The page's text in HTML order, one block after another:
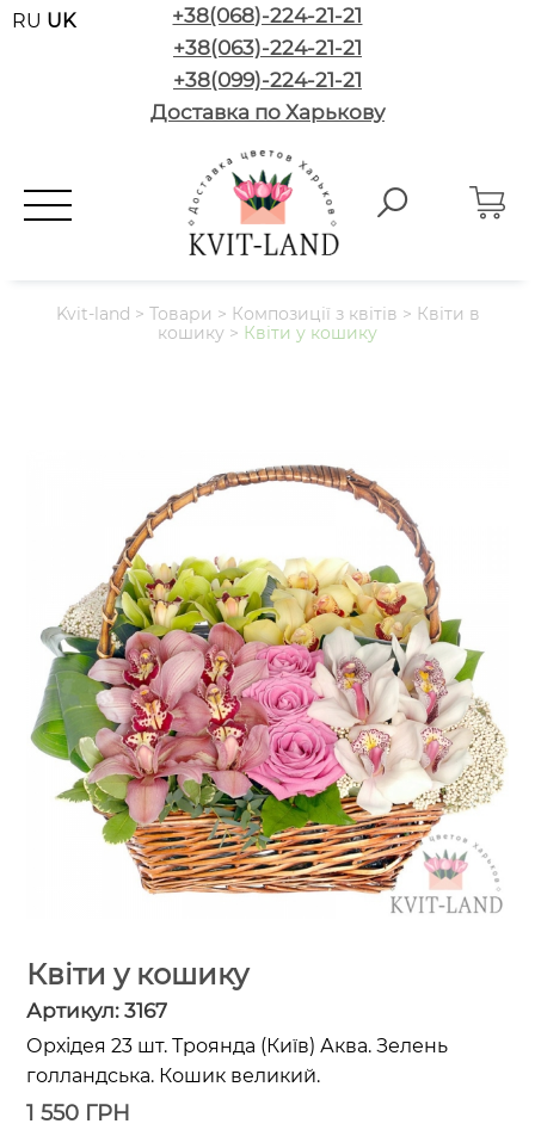
RU UK
+38(068)-224-21-21
+38(063)-224-21-21
+38(099)-224-21-21
Доставка по Харькову
Kvit-land > Товари > Композиції з квітів > Квіти в
кошику > Квіти у кошику
Квіти у кошику
Артикул:3167
Орхідея 23 шт. Троянда (Київ) Аква. Зелень
голландська. Кошик великий.
1 550 ГРН